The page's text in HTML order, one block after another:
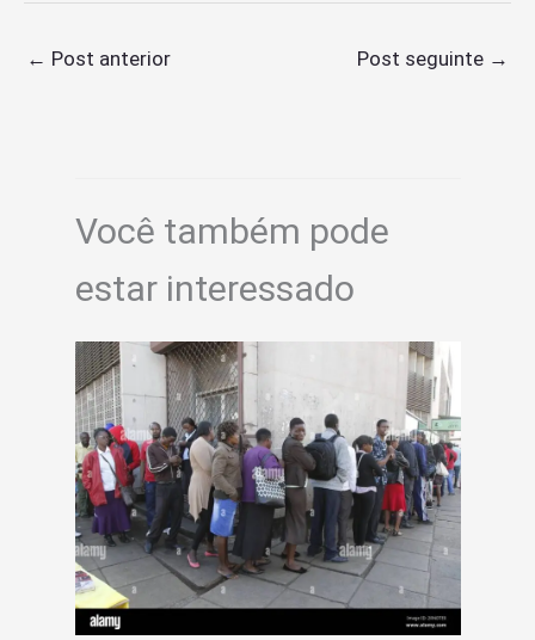
← Post anterior Post seguinte →
Você também pode
estar interessado